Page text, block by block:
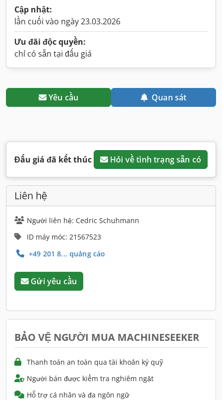
Cập nhật:
lần cuối vào ngày 23.03.2026
Ưu đãi độc quyền:
chỉ có sẵn tại đấu giá
Yêu cầu Quan sát
Đấu giá đã kết thúc Hỏi về tình trạng sẵn có
Liên hệ
Người liên hệ: Cedric Schuhmann
ID máy móc: 21567523
+49 201 8... quảng cáo
Gửi yêu cầu
BẢO VỆ NGƯỜI MUA MACHINESEEKER
Thanh toán an toàn qua tài khoản ký quỹ
Người bán được kiểm tra nghiêm ngặt
Hỗ trợ cá nhân và đa ngôn ngữ